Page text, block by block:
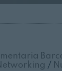
/